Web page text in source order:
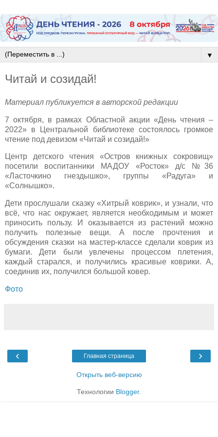
▼
Читай и созидай!
Материал публикуется в авторской редакции
7 октября, в рамках Областной акции «День чтения –
2022» в Центральной библиотеке состоялось громкое
чтение под девизом «Читай и созидай!»
Центр детского чтения «Остров книжных сокровищ»
посетили воспитанники МАДОУ «Росток» д/с №36
«Ласточкино гнездышко», группы «Радуга» и
«Солнышко».
Дети прослушали сказку «Хитрый коврик», и узнали, что
всё, что нас окружает, является необходимым и может
приносить пользу. И оказывается из растений можно
получить полезные вещи. А после прочтения и
обсуждения сказки на мастер-классе сделали коврик из
бумаги. Дети были увлечены процессом плетения,
каждый старался, и получились красивые коврики. А,
соединив их, получился большой ковер.
Фото
‹ ›
Главная страница
Открыть веб-версию
Технологии Blogger.